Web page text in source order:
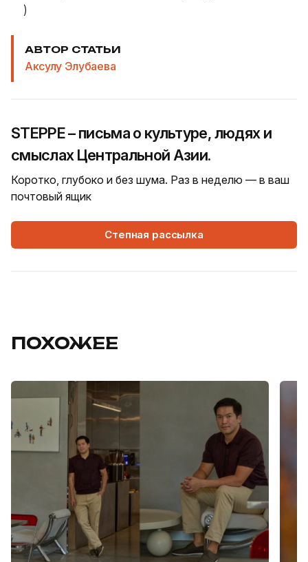
)
АВТОР СТАТЬИ
Аксулу Элубаева
STEPPE – письма о культуре, людях и
смыслах Центральной Азии.
Коротко, глубоко и без шума. Раз в неделю — в ваш
почтовый ящик
Степная рассылка
ПОХОЖЕЕ